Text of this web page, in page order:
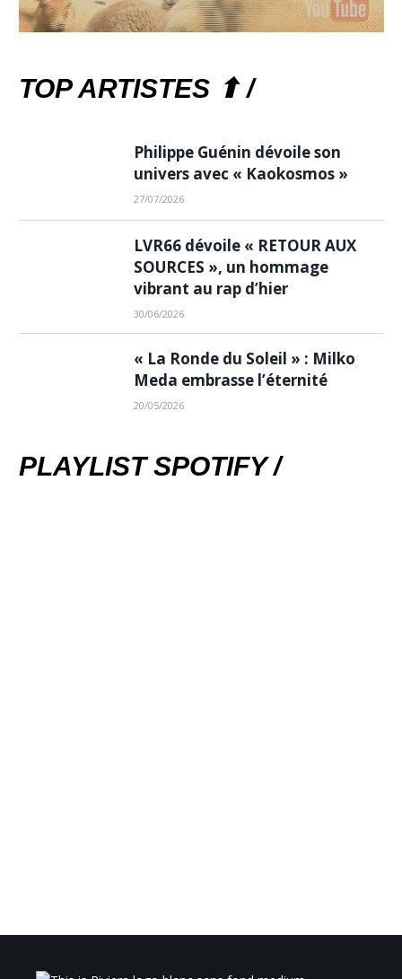
TOP ARTISTES ⬆ /
Philippe Guénin dévoile son
univers avec « Kaokosmos »
27/07/2026
LVR66 dévoile « RETOUR AUX
SOURCES », un hommage
vibrant au rap d’hier
30/06/2026
« La Ronde du Soleil » : Milko
Meda embrasse l’éternité
20/05/2026
PLAYLIST SPOTIFY /